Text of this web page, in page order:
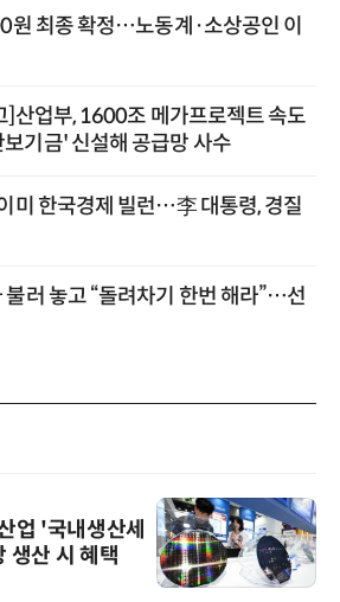
원 최종 확정…노동계·소상공인 이
]산업부, 1600조 메가프로젝트 속도
기금' 신설해 공급망 사수
미 한국경제 빌런…李 대통령, 경질
불러 놓고 “돌려차기 한번 해라”…선
업 '국내생산세
산 시 혜택